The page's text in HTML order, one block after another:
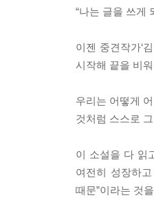
“나는 글을 쓰게
이젠 중견작가‘
시작해 끝을 비
우리는 어떻게
것처럼 스스로
이 소설을 다 읽
여전히 성장하
때문”이라는 것